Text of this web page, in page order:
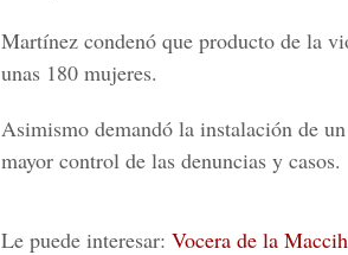
Martínez condenó que producto de la
unas 180 mujeres.
Asimismo demandó la instalación de
mayor control de las denuncias y casos.
Le puede interesar: Vocera de la